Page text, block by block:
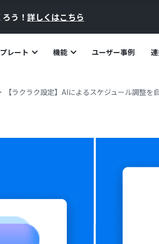
う！ 詳しくはこちら
レート 機能 ユーザー事例
【ラクラク設定】AIによるスケジュール調整